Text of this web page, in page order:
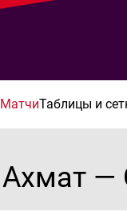
МатчиТаблицы и
Ахмат —